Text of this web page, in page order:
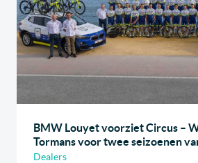
BMW Louyet voorziet Circus –
Tormans voor twee seizoenen
Dealers